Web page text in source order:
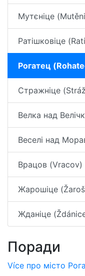
Мутєніце
Ратішковіце
Рогатец
Стражніце
Велка над
Веселі над
Врацов (Vracov)
Жарошіце
Жданіце
Поради
Více про місто